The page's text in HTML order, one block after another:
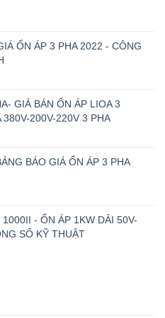
ỔN ÁP 3 PHA 2022 - CÔNG
GIÁ BÁN ỔN ÁP LIOA 3
380V-200V-220V 3 PHA
BÁO GIÁ ỔN ÁP 3 PHA
1000II - ỔN ÁP 1KW DẢI 50V-
SỐ KỸ THUẬT